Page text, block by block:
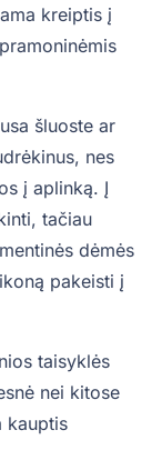
kreiptis į
šluoste ar
nes
į aplinką. Į
tačiau
dėmės
pakeisti į
taisyklės
nei kitose
kauptis